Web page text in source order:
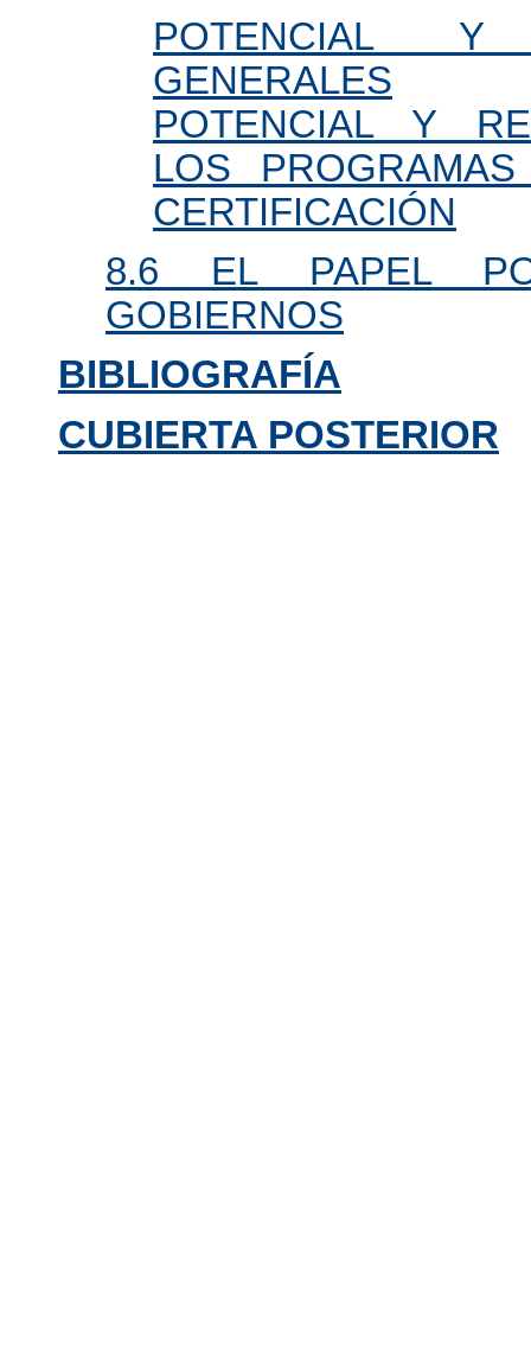
POTENCIAL Y
GENERALES
POTENCIAL Y
LOS
CERTIFICACIÓN
8.6 EL PAPEL
GOBIERNOS
BIBLIOGRAFÍA
CUBIERTA POSTERIOR